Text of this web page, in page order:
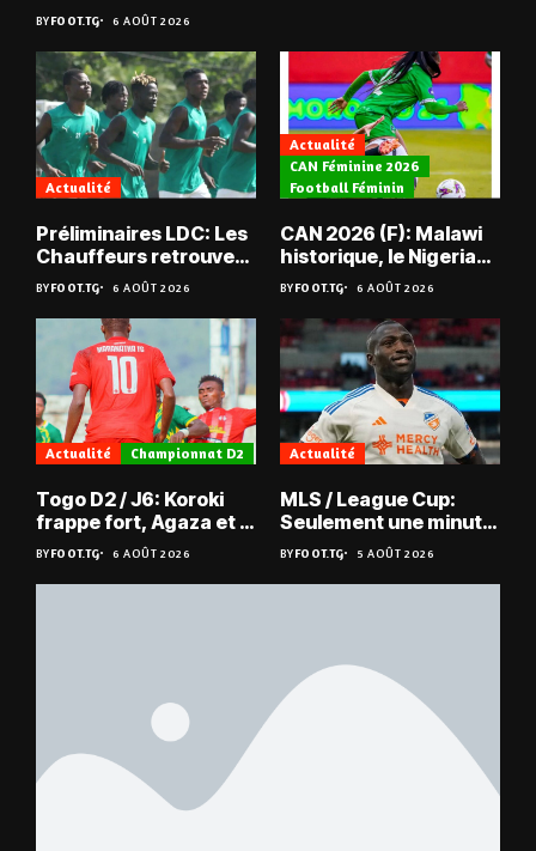
BYFOOT.TG 6 AOÛT 2026
Actualité
Préliminaires LDC: Les
Chauffeurs retrouvent
les Mimos
BYFOOT.TG 6 AOÛT 2026
Actualité
CAN Féminine 2026
Football Féminin
CAN 2026 (F): Malawi
historique, le Nigeria
sauvé, la Zambie
éliminée
BYFOOT.TG 6 AOÛT 2026
Actualité Championnat D2
Togo D2 / J6: Koroki
frappe fort, Agaza et la
JCA assurent,
suspense avant Sara
FC – Doumbé FC
BYFOOT.TG 6 AOÛT 2026
Actualité
MLS / League Cup:
Seulement une minute
de jeu pour Kévin
Denkey
BYFOOT.TG 5 AOÛT 2026